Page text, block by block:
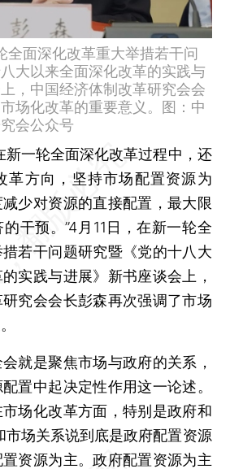
全面深化改革重大举措若干问
大以来全面深化改革的实践与
，中国经济体制改革研究会会
场化改革的重要意义。图：中
会公众号
新一轮全面深化改革过程中，还
革方向，坚持市场配置资源为
少对资源的直接配置，最大限
干预。”4月11日，在新一轮全
若干问题研究暨《党的十八大
实践与进展》新书座谈会上，
究会会长彭森再次强调了市场
是聚焦市场与政府的关系，
置中起决定性作用这一论述。
场化改革方面，特别是政府和
市场关系说到底是政府配置资源
资源为主。政府配置资源为主